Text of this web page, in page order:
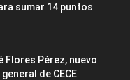
sumar 14 puntos
Flores Pérez, nuevo
de CECE